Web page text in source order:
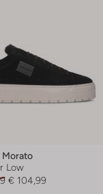
Low
€ 104,99